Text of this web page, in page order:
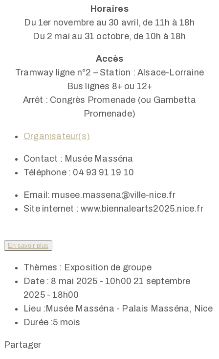
Horaires
Du 1er novembre au 30 avril, de 11h à 18h
Du 2 mai au 31 octobre, de 10h à 18h
Accès
Tramway ligne n°2 – Station : Alsace-Lorraine
Bus lignes 8+ ou 12+
Arrêt : Congrès Promenade (ou Gambetta
Promenade)
Organisateur(s)
Contact : Musée Masséna
Téléphone : 04 93 91 19 10
Email: musee.massena@ville-nice.fr
Site internet : www.biennalearts2025.nice.fr
En savoir plus
Thèmes : Exposition de groupe
Date : 8 mai 2025 - 10h00 21 septembre
2025 - 18h00
Lieu : Musée Masséna - Palais Masséna, Nice
Durée :5 mois
Partager